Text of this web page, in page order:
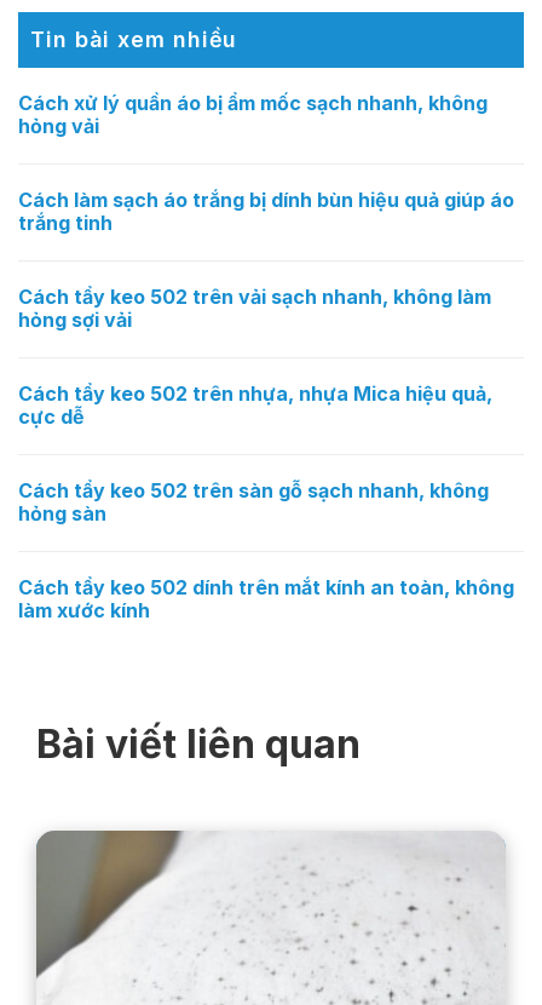
Tin bài xem nhiều
Cách xử lý quần áo bị ẩm mốc sạch nhanh, không
hỏng vải
Cách làm sạch áo trắng bị dính bùn hiệu quả giúp áo
trắng tinh
Cách tẩy keo 502 trên vải sạch nhanh, không làm
hỏng sợi vải
Cách tẩy keo 502 trên nhựa, nhựa Mica hiệu quả,
cực dễ
Cách tẩy keo 502 trên sàn gỗ sạch nhanh, không
hỏng sàn
Cách tẩy keo 502 dính trên mắt kính an toàn, không
làm xước kính
Bài viết liên quan